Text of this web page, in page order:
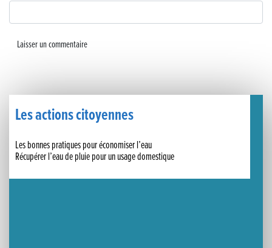
Le Carnavélo 2025 a illuminé Lons-le-Saunier !
La passerelle de la Guiche du Parc des Bains a été inaugurée
Retour sur le Championnat Régional BFC de Para VTT Adapté
Les actions citoyennes
Les bonnes pratiques pour économiser l’eau
Récupérer l’eau de pluie pour un usage domestique